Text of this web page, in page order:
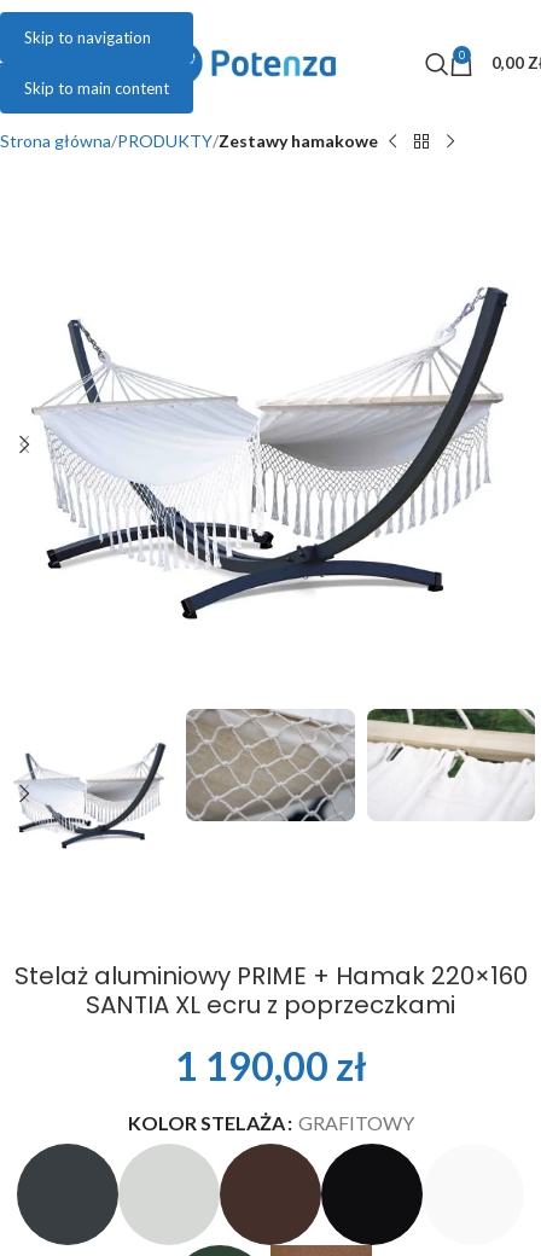
Skip to navigation
Skip to main content
0 0,00
Strona główna PRODUKTY Zestawy hamakowe
Stelaż aluminiowy PRIME + Hamak 220×160
SANTIA XL ecru z poprzeczkami
1 190,00 zł
KOLOR STELAŻA GRAFITOWY